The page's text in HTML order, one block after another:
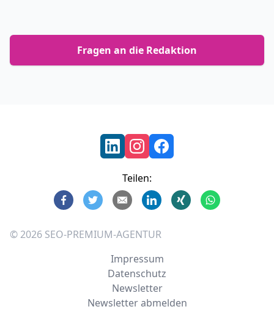
Fragen an die Redaktion
Teilen:
© 2026 SEO-PREMIUM-AGENTUR
Impressum
Datenschutz
Newsletter
Newsletter abmelden